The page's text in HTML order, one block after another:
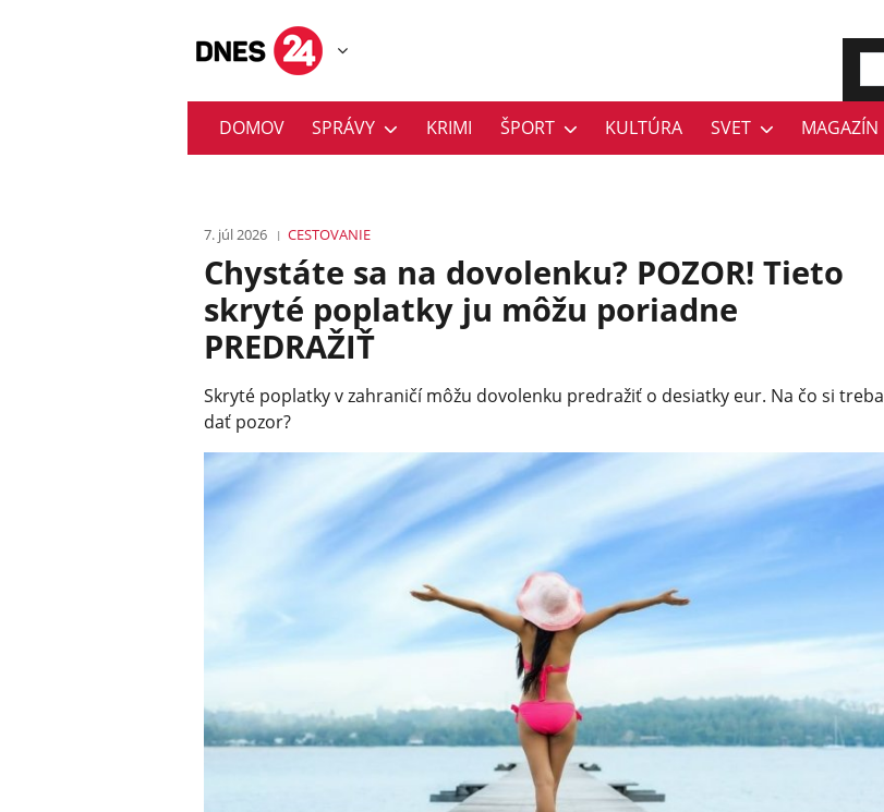
DOMOV SPRÁVY KRIMI ŠPORT KULTÚRA SVET MAGAZÍN
7. júl 2026 CESTOVANIE
Chystáte sa na dovolenku? POZOR! Tieto
skryté poplatky ju môžu poriadne
PREDRAŽIŤ
Skryté poplatky v zahraničí môžu dovolenku predražiť o desiatky eur. Na čo si treba
dať pozor?